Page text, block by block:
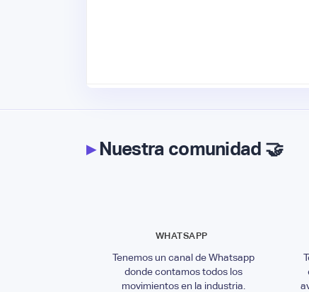
▸Nuestra comunidad 🤝
WHATSAPP
Tenemos un canal de Whatsapp
donde contamos todos los
movimientos en la industria.